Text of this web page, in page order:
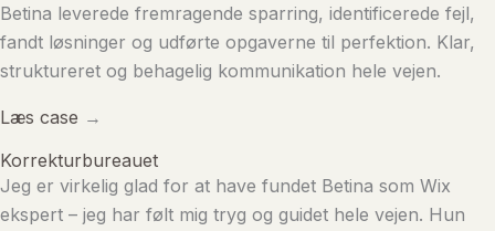
Betina leverede fremragende sparring, identificerede fejl,
fandt løsninger og udførte opgaverne til perfektion. Klar,
struktureret og behagelig kommunikation hele vejen.
Læs case →
Korrekturbureauet
Jeg er virkelig glad for at have fundet Betina som Wix
ekspert – jeg har følt mig tryg og guidet hele vejen. Hun